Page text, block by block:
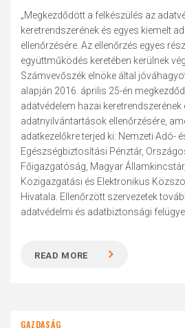
„Megkezdődött a felkészülés az
keretrendszerének és egyes kiemelt
ellenőrzésére. Az ellenőrzés egyes
együttműködés keretében kerülnek
Számvevőszék elnöke által
alapján 2016. április 25-én
adatvédelem hazai keretrendszerének
adatnyilvántartások ellenőrzésére,
adatkezelőkre terjed ki: Nemzeti Adó-
Egészségbiztosítási Pénztár,
Főigazgatóság, Magyar Államkincstár,
Közigazgatási és Elektronikus
Hivatala. Ellenőrzött szervezetek
adatvédelmi és adatbiztonsági
READ MORE
GAZDASÁG